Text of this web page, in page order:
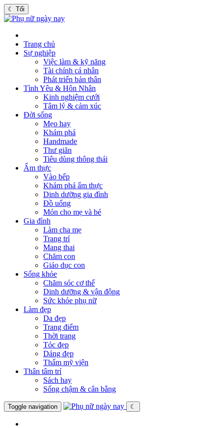
☾ Tối
Trang chủ
Sự nghiệp
Việc làm & kỹ năng
Tài chính cá nhân
Phát triển bản thân
Tình Yêu & Hôn Nhân
Kinh nghiệm cưới
Tâm lý & cảm xúc
Đời sống
Mẹo hay
Khám phá
Handmade
Thư giãn
Tiêu dùng thông thái
Ẩm thực
Vào bếp
Khám phá ẩm thực
Dinh dưỡng gia đình
Đồ uống
Món cho mẹ và bé
Gia đình
Làm cha mẹ
Trang trí
Mang thai
Chăm con
Giáo dục con
Sống khỏe
Chăm sóc cơ thể
Dinh dưỡng & vận động
Sức khỏe phụ nữ
Làm đẹp
Da đẹp
Trang điểm
Thời trang
Tóc đẹp
Dáng đẹp
Thẩm mỹ viện
Thân tâm trí
Sách hay
Sống chậm & cân bằng
Toggle navigation ☾